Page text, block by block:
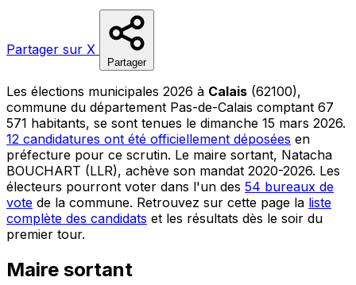
Partager sur X
Partager
Les élections municipales 2026 à Calais (62100),
commune du département Pas-de-Calais comptant 67
571 habitants, se sont tenues le dimanche 15 mars 2026.
12 candidatures ont été officiellement déposées en
préfecture pour ce scrutin. Le maire sortant, Natacha
BOUCHART (LLR), achève son mandat 2020-2026. Les
électeurs pourront voter dans l'un des 54 bureaux de
vote de la commune. Retrouvez sur cette page la liste
complète des candidats et les résultats dès le soir du
premier tour.
Maire sortant